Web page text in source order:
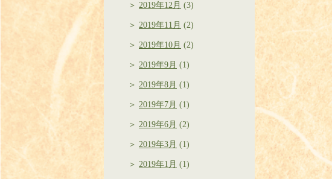
2019年12月 (3)
2019年11月 (2)
2019年10月 (2)
2019年9月 (1)
2019年8月 (1)
2019年7月 (1)
2019年6月 (2)
2019年3月 (1)
2019年1月 (1)